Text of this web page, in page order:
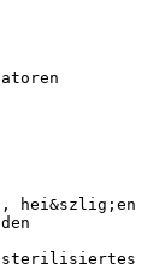
hei&szlig;en
sterilisiertes